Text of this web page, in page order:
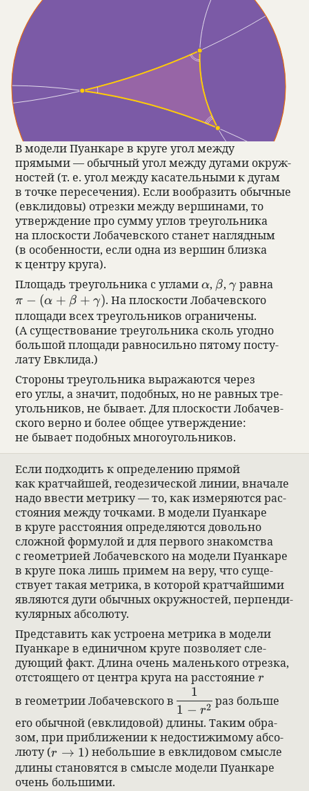
В модели Пуан­каре в круге угол между
прямыми — обыч­ный угол между дугами окруж­
но­стей (т. е. угол между каса­тель­ными к дугам
в точке пере­се­че­ния). Если вооб­ра­зить обыч­ные
(евкли­довы) отрезки между верши­нами, то
утвер­жде­ние про сумму углов тре­уголь­ника
на плос­ко­сти Лоба­чев­ского ста­нет нагляд­ным
(в осо­бен­но­сти, если одна из вершин близка
к цен­тру круга).
Площадь тре­уголь­ника с углами\alpha
α, \beta
β, \gamma
γ равна
\pi-(\alpha+\beta+\gamma)
π − (α + β + γ). На плос­ко­сти Лоба­чев­ского
площади всех тре­уголь­ни­ков огра­ни­чены.
(А суще­ство­ва­ние тре­уголь­ника сколь угодно
большой площади рав­но­сильно пятому посту­
лату Евклида.)
Сто­роны тре­уголь­ника выражаются через
его углы, а зна­чит, подоб­ных, но не рав­ных тре­
уголь­ни­ков, не бывает. Для плос­ко­сти Лоба­чев­
ского верно и более общее утвер­жде­ние:
не бывает подоб­ных много­уголь­ни­ков.
Если под­хо­дить к опре­де­ле­нию прямой
как крат­чайшей, гео­де­зи­че­ской линии, вна­чале
надо вве­сти мет­рику — то, как изме­ряются рас­
сто­я­ния между точ­ками. В модели Пуан­каре
в круге рас­сто­я­ния опре­де­ляются довольно
слож­ной форму­лой и для пер­вого зна­ком­ства
с геомет­рией Лоба­чев­ского на модели Пуан­каре
в круге пока лишь при­мем на веру, что суще­
ствует такая мет­рика, в кото­рой крат­чайшими
являются дуги обыч­ных окруж­но­стей, перпен­ди­
ку­ляр­ных абсо­люту.
Пред­ста­вить как устро­ена мет­рика в модели
Пуан­каре в еди­нич­ном круге поз­во­ляет сле­
дующий факт. Длина очень маленького отрезка,
отсто­ящего от цен­тра круга на рас­сто­я­ние r
r
в геомет­рии Лоба­чев­ского в
\dfrac1{1-r^2}
1 − r2
1
раз больше
его обыч­ной (евкли­до­вой) длины. Таким обра­
зом, при при­ближе­нии к недо­стижимому абсо­
люту (r\to1
r → 1) небольшие в евкли­до­вом смысле
длины ста­но­вятся в смысле модели Пуан­каре
очень большими.